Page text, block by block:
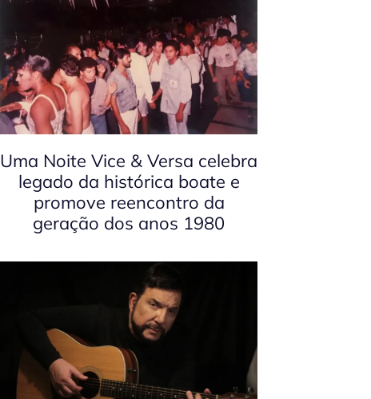
Uma Noite Vice & Versa celebra
legado da histórica boate e
promove reencontro da
geração dos anos 1980